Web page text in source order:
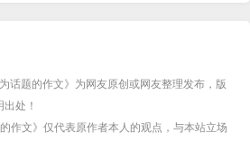
话题的作文》为网友原创或网友整理发布，版
处！
作文》仅代表原作者本人的观点，与本站立场